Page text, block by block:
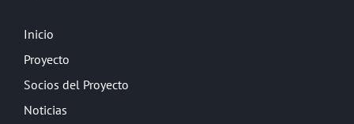
Inicio
Proyecto
Socios del Proyecto
Noticias